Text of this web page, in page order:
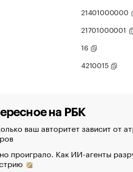
21401000000
21701000001
16
4210015
на РБК
ваш авторитет зависит от
проиграло. Как ИИ-агенты